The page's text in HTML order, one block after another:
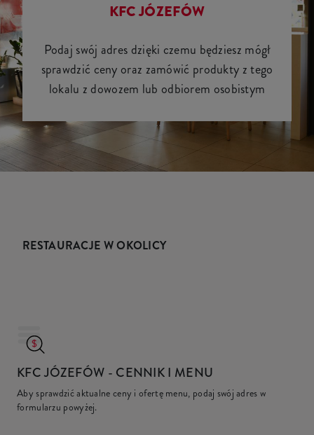
KFC JÓZEFÓW
Podaj swój adres dzięki czemu będziesz mógł
sprawdzić ceny oraz zamówić produkty z tego
lokalu z dowozem lub odbiorem osobistym
RESTAURACJE W OKOLICY
KFC JÓZEFÓW - CENNIK I MENU
Aby sprawdzić aktualne ceny i ofertę menu, podaj swój adres w
formularzu powyżej.